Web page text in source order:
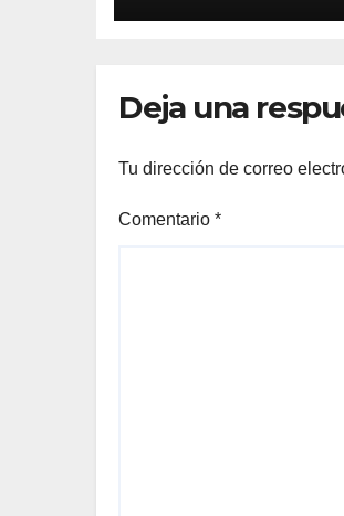
Deja una
Tu dirección de correo
Comentario *